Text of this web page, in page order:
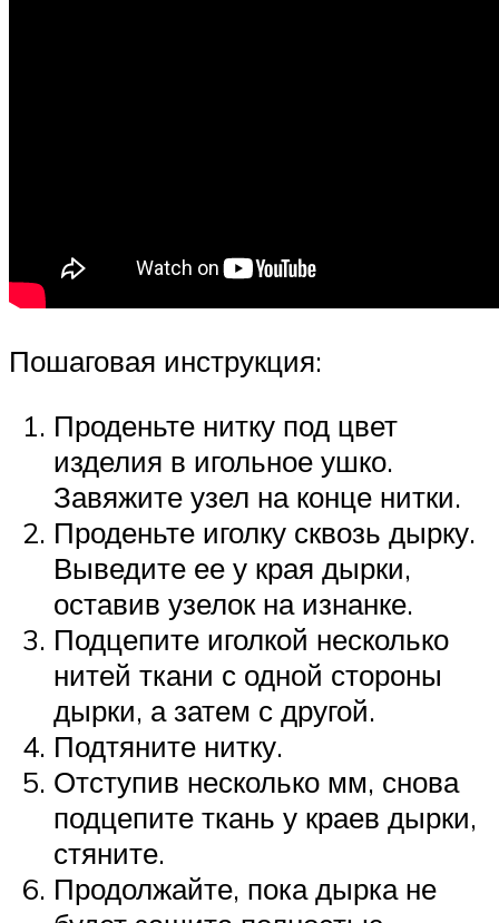
Пошаговая инструкция:
Проденьте нитку под цвет
изделия в игольное ушко.
Завяжите узел на конце нитки.
Проденьте иголку сквозь дырку.
Выведите ее у края дырки,
оставив узелок на изнанке.
Подцепите иголкой несколько
нитей ткани с одной стороны
дырки, а затем с другой.
Подтяните нитку.
Отступив несколько мм, снова
подцепите ткань у краев дырки,
стяните.
Продолжайте, пока дырка не